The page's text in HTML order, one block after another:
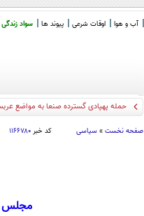
آب و هوا اوقات شرعی پیوند ها سواد زندگی
حمله پهپادی گسترده صنعا به مواضع
صفحه نخست » سیاسی کد خبر ۱۱۶۶۷۸۰
مجلس ۳۶۵ روز دایر است نه ۵۴ روز! / پاسخی بر شبهه تعطیلی مجلس